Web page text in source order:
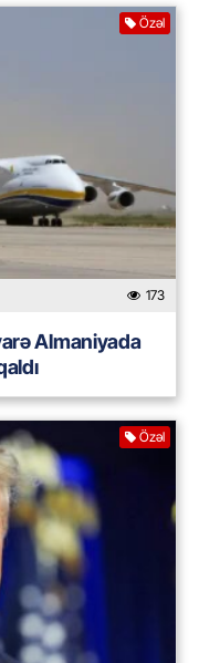
Özəl
173
Almaniyada
Özəl